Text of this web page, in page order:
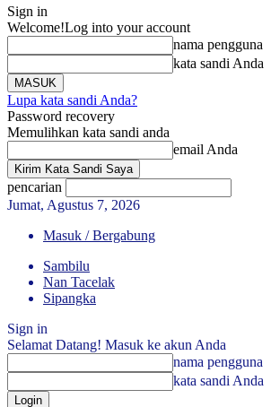
Sign in
Welcome!Log into your account
nama pengguna
kata sandi Anda
Lupa kata sandi Anda?
Password recovery
Memulihkan kata sandi anda
email Anda
pencarian
Jumat, Agustus 7, 2026
Masuk / Bergabung
Sambilu
Nan Tacelak
Sipangka
Sign in
Selamat Datang! Masuk ke akun Anda
nama pengguna
kata sandi Anda